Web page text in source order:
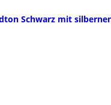
Schwarz mit